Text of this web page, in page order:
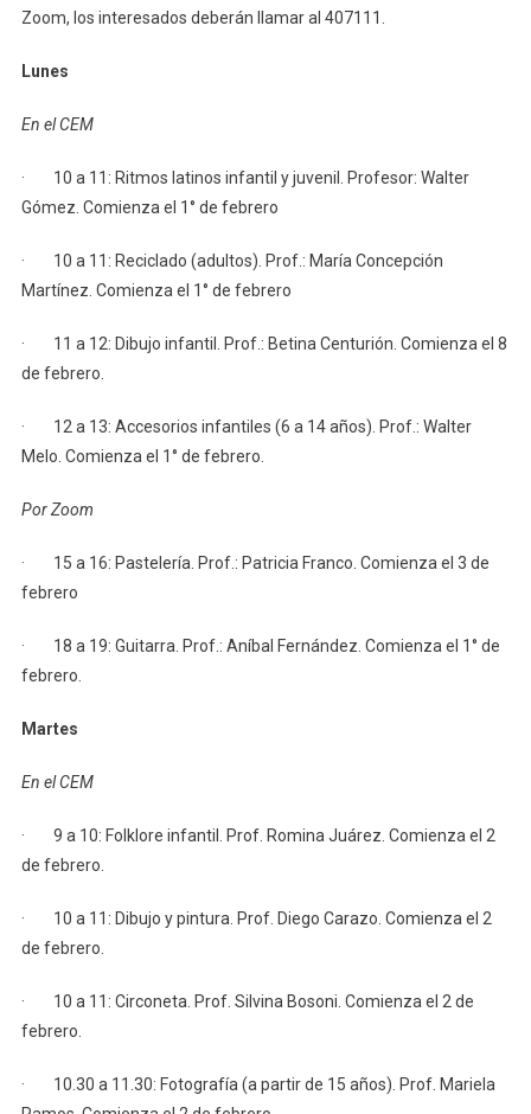
Zoom, los interesados deberán llamar al 407111.
Lunes
En el CEM
· 10 a 11: Ritmos latinos infantil y juvenil. Profesor: Walter
Gómez. Comienza el 1° de febrero
· 10 a 11: Reciclado (adultos). Prof.: María Concepción
Martínez. Comienza el 1° de febrero
· 11 a 12: Dibujo infantil. Prof.: Betina Centurión. Comienza el 8
de febrero.
· 12 a 13: Accesorios infantiles (6 a 14 años). Prof.: Walter
Melo. Comienza el 1° de febrero.
Por Zoom
· 15 a 16: Pastelería. Prof.: Patricia Franco. Comienza el 3 de
febrero
· 18 a 19: Guitarra. Prof.: Aníbal Fernández. Comienza el 1° de
febrero.
Martes
En el CEM
· 9 a 10: Folklore infantil. Prof. Romina Juárez. Comienza el 2
de febrero.
· 10 a 11: Dibujo y pintura. Prof. Diego Carazo. Comienza el 2
de febrero.
· 10 a 11: Circoneta. Prof. Silvina Bosoni. Comienza el 2 de
febrero.
· 10.30 a 11.30: Fotografía (a partir de 15 años). Prof. Mariela